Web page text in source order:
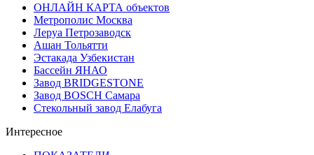
ОНЛАЙН КАРТА объектов
Метрополис Москва
Леруа Петрозаводск
Ашан Тольятти
Эстакада Узбекистан
Бассейн ЯНАО
Завод BRIDGESTONE
Завод BOSCH Самара
Стекольный завод Елабуга
Интересное